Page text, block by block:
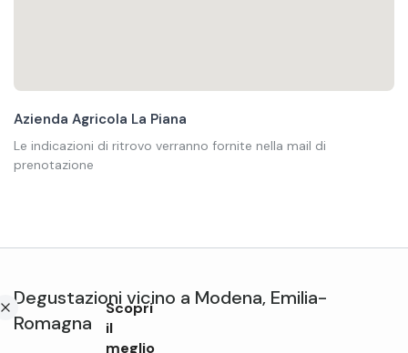
Azienda Agricola La Piana
Le indicazioni di ritrovo verranno fornite nella mail di
prenotazione
Degustazioni vicino a Modena, Emilia-
Romagna
Scopri
il
meglio